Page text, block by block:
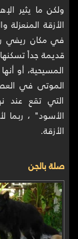
ولكن ما يثير
الأزقة
في مكان ريفي
قديمة جداً
المسيحية، أو
الموتى في
التي تقع عند
الأسود" ،
الأزقة.
صلة بالجن